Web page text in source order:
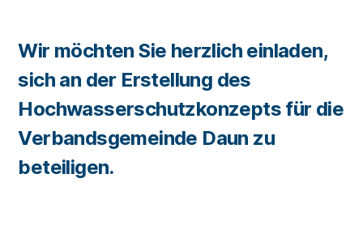
Wir möchten Sie herzlich einladen,
sich an der Erstellung des
Hochwasserschutzkonzepts für die
Verbandsgemeinde Daun zu
beteiligen.